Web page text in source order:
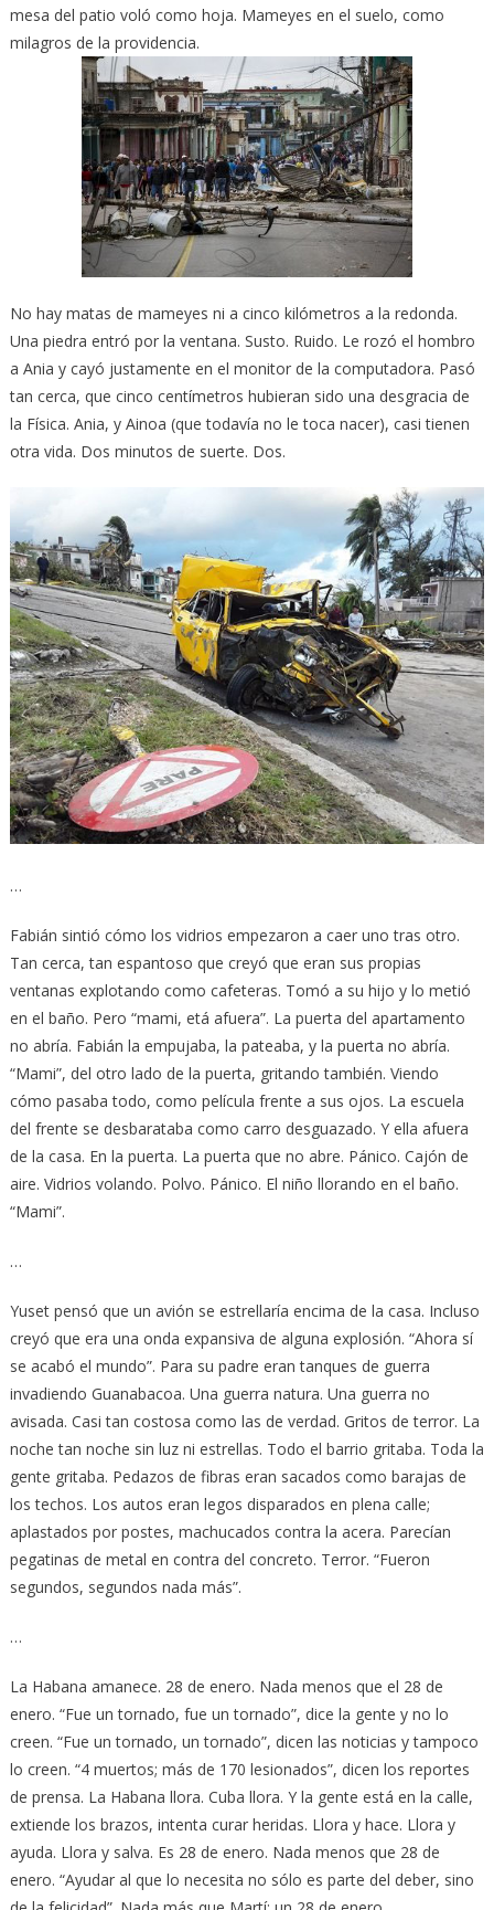
mesa del patio voló como hoja. Mameyes en el suelo, como
milagros de la providencia.
No hay matas de mameyes ni a cinco kilómetros a la redonda.
Una piedra entró por la ventana. Susto. Ruido. Le rozó el hombro
a Ania y cayó justamente en el monitor de la computadora. Pasó
tan cerca, que cinco centímetros hubieran sido una desgracia de
la Física. Ania, y Ainoa (que todavía no le toca nacer), casi tienen
otra vida. Dos minutos de suerte. Dos.
…
Fabián sintió cómo los vidrios empezaron a caer uno tras otro.
Tan cerca, tan espantoso que creyó que eran sus propias
ventanas explotando como cafeteras. Tomó a su hijo y lo metió
en el baño. Pero “mami, etá afuera”. La puerta del apartamento
no abría. Fabián la empujaba, la pateaba, y la puerta no abría.
“Mami”, del otro lado de la puerta, gritando también. Viendo
cómo pasaba todo, como película frente a sus ojos. La escuela
del frente se desbarataba como carro desguazado. Y ella afuera
de la casa. En la puerta. La puerta que no abre. Pánico. Cajón de
aire. Vidrios volando. Polvo. Pánico. El niño llorando en el baño.
“Mami”.
…
Yuset pensó que un avión se estrellaría encima de la casa. Incluso
creyó que era una onda expansiva de alguna explosión. “Ahora sí
se acabó el mundo”. Para su padre eran tanques de guerra
invadiendo Guanabacoa. Una guerra natura. Una guerra no
avisada. Casi tan costosa como las de verdad. Gritos de terror. La
noche tan noche sin luz ni estrellas. Todo el barrio gritaba. Toda la
gente gritaba. Pedazos de fibras eran sacados como barajas de
los techos. Los autos eran legos disparados en plena calle;
aplastados por postes, machucados contra la acera. Parecían
pegatinas de metal en contra del concreto. Terror. “Fueron
segundos, segundos nada más”.
…
La Habana amanece. 28 de enero. Nada menos que el 28 de
enero. “Fue un tornado, fue un tornado”, dice la gente y no lo
creen. “Fue un tornado, un tornado”, dicen las noticias y tampoco
lo creen. “4 muertos; más de 170 lesionados”, dicen los reportes
de prensa. La Habana llora. Cuba llora. Y la gente está en la calle,
extiende los brazos, intenta curar heridas. Llora y hace. Llora y
ayuda. Llora y salva. Es 28 de enero. Nada menos que 28 de
enero. “Ayudar al que lo necesita no sólo es parte del deber, sino